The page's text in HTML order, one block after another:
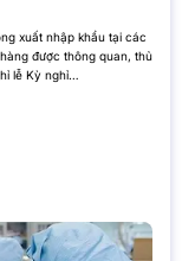
xuất nhập khẩu tại các
được thông quan, thủ
lễ Kỳ nghỉ…